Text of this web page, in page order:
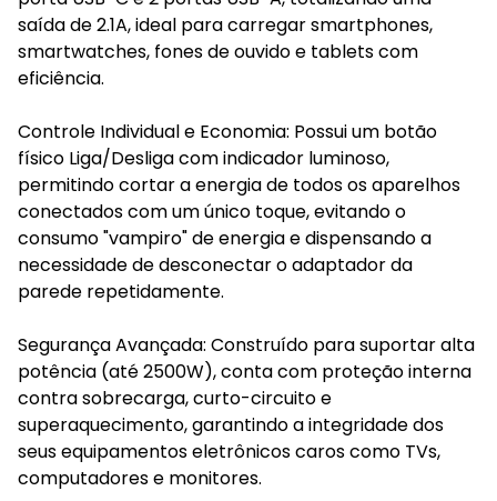
saída de 2.1A, ideal para carregar smartphones,
smartwatches, fones de ouvido e tablets com
eficiência.
Controle Individual e Economia: Possui um botão
físico Liga/Desliga com indicador luminoso,
permitindo cortar a energia de todos os aparelhos
conectados com um único toque, evitando o
consumo "vampiro" de energia e dispensando a
necessidade de desconectar o adaptador da
parede repetidamente.
Segurança Avançada: Construído para suportar alta
potência (até 2500W), conta com proteção interna
contra sobrecarga, curto-circuito e
superaquecimento, garantindo a integridade dos
seus equipamentos eletrônicos caros como TVs,
computadores e monitores.